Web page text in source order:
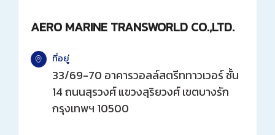
กฎระเบียบ พระราชบัญญัติและบทความที่เกี่ยวข้อง
วารสารสมาคมฯ
ลิงค์เว็บไซต์
AERO MARINE TRANSWORLD CO.,LTD.
ที่อยู่
33/69-70 อาคารวอลล์สตรีททาวเวอร์ ชั้น
14 ถนนสุรวงศ์ แขวงสุริยวงศ์ เขตบางรัก
กรุงเทพฯ 10500